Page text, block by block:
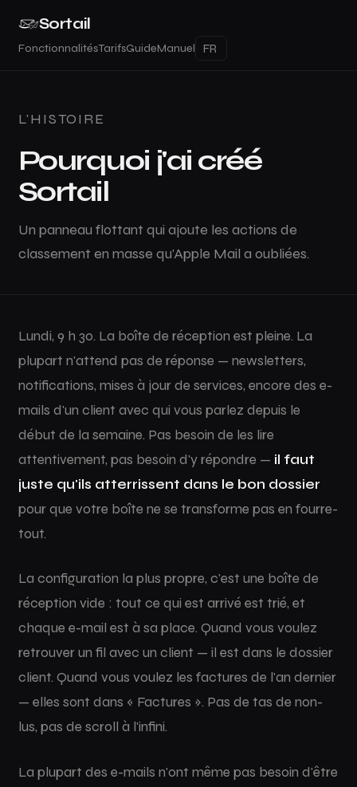
Sortail
FonctionnalitésTarifsGuideManuel
L'HISTOIRE
Pourquoi j'ai créé
Sortail
Un panneau flottant qui ajoute les actions de
classement en masse qu'Apple Mail a oubliées.
Lundi, 9 h 30. La boîte de réception est pleine. La
plupart n'attend pas de réponse — newsletters,
notifications, mises à jour de services, encore des e-
mails d'un client avec qui vous parlez depuis le
début de la semaine. Pas besoin de les lire
attentivement, pas besoin d'y répondre — il faut
juste qu'ils atterrissent dans le bon dossier
pour que votre boîte ne se transforme pas en fourre-
tout.
La configuration la plus propre, c'est une boîte de
réception vide : tout ce qui est arrivé est trié, et
chaque e-mail est à sa place. Quand vous voulez
retrouver un fil avec un client — il est dans le dossier
client. Quand vous voulez les factures de l'an dernier
— elles sont dans « Factures ». Pas de tas de non-
lus, pas de scroll à l'infini.
La plupart des e-mails n'ont même pas besoin d'être